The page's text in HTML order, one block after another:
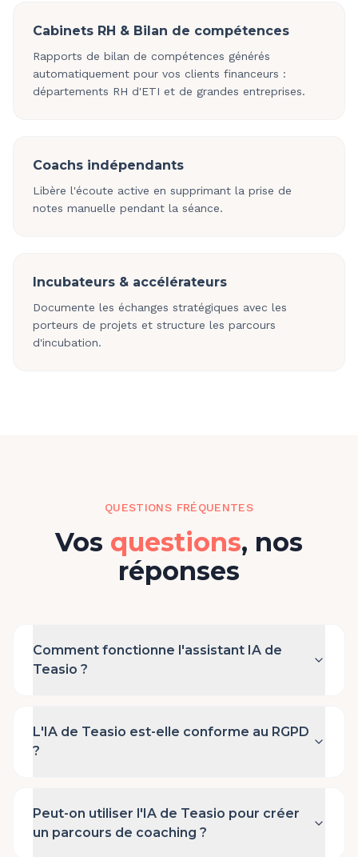
Cabinets RH & Bilan de compétences
Rapports de bilan de compétences générés
automatiquement pour vos clients financeurs :
départements RH d'ETI et de grandes entreprises.
Coachs indépendants
Libère l'écoute active en supprimant la prise de
notes manuelle pendant la séance.
Incubateurs & accélérateurs
Documente les échanges stratégiques avec les
porteurs de projets et structure les parcours
d'incubation.
QUESTIONS FRÉQUENTES
Vos questions, nos
réponses
Comment fonctionne l'assistant IA de
Teasio ?
L'IA de Teasio est-elle conforme au RGPD
?
Peut-on utiliser l'IA de Teasio pour créer
un parcours de coaching ?